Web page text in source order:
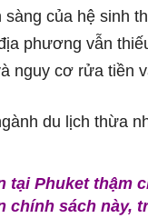
của hệ sinh
phương vẫn
nguy cơ rửa tiền
du lịch thừa
tại Phuket thậm
chính sách này,